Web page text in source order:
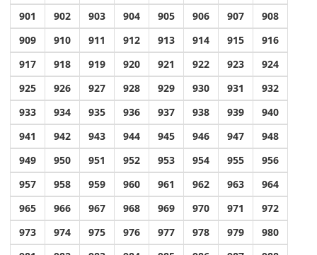
901
902 903 904 905 906 907
908
909
910 911 912 913 914 915
916
917
918 919 920 921 922 923
924
925
926 927 928 929 930 931
932
933
934 935 936 937 938 939
940
941
942 943 944 945 946 947
948
949
950 951 952 953 954 955
956
957
958 959 960 961 962 963
964
965
966 967 968 969 970 971
972
973
974 975 976 977 978 979
980